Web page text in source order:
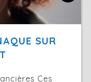
SUR
Ces